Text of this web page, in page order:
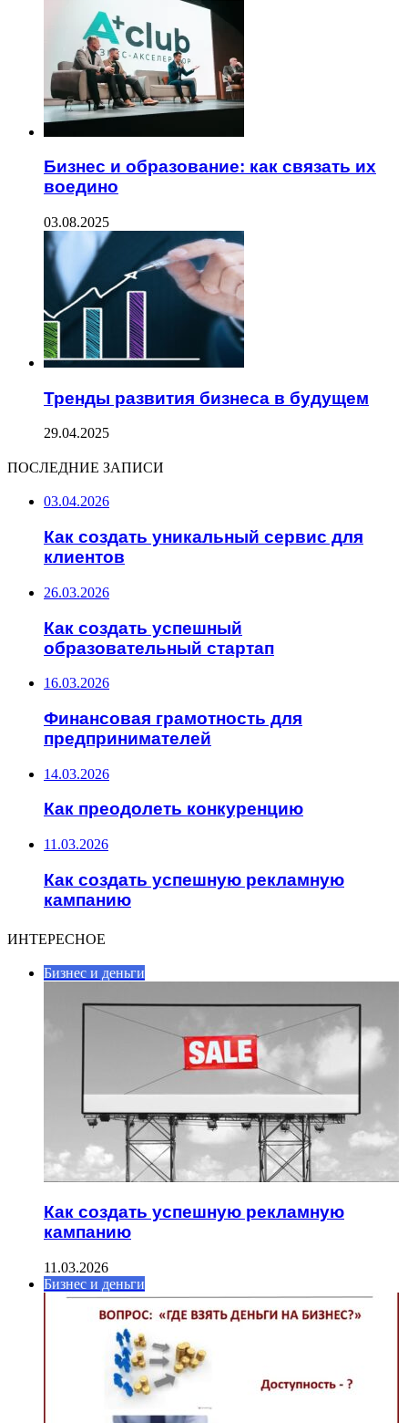
Бизнес и образование: как связать их
воедино
03.08.2025
Тренды развития бизнеса в будущем
29.04.2025
ПОСЛЕДНИЕ ЗАПИСИ
03.04.2026
Как создать уникальный сервис для
клиентов
26.03.2026
Как создать успешный
образовательный стартап
16.03.2026
Финансовая грамотность для
предпринимателей
14.03.2026
Как преодолеть конкуренцию
11.03.2026
Как создать успешную рекламную
кампанию
ИНТЕРЕСНОЕ
Бизнес и деньги
Как создать успешную рекламную
кампанию
11.03.2026
Бизнес и деньги